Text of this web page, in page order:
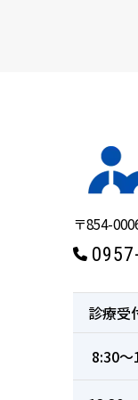
〒854-
診療受
8:30